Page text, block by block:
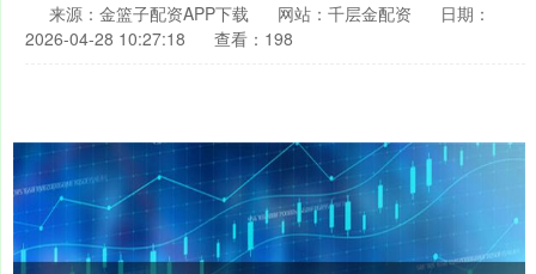
来源：金篮子配资APP下载 网站：千层金配资
日期：
2026-04-28 10:27:18
查看：198